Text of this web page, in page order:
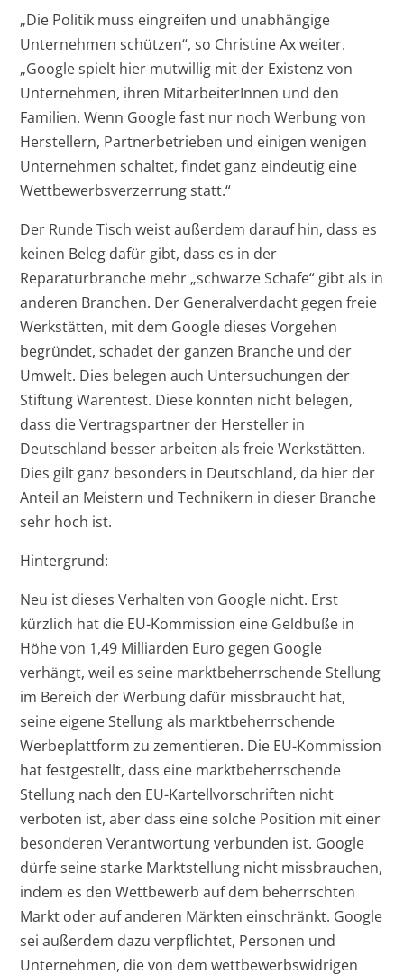
„Die Politik muss eingreifen und unabhängige
Unternehmen schützen“, so Christine Ax weiter.
„Google spielt hier mutwillig mit der Existenz von
Unternehmen, ihren MitarbeiterInnen und den
Familien. Wenn Google fast nur noch Werbung von
Herstellern, Partnerbetrieben und einigen wenigen
Unternehmen schaltet, findet ganz eindeutig eine
Wettbewerbsverzerrung statt.“
Der Runde Tisch weist außerdem darauf hin, dass es
keinen Beleg dafür gibt, dass es in der
Reparaturbranche mehr „schwarze Schafe“ gibt als in
anderen Branchen. Der Generalverdacht gegen freie
Werkstätten, mit dem Google dieses Vorgehen
begründet, schadet der ganzen Branche und der
Umwelt. Dies belegen auch Untersuchungen der
Stiftung Warentest. Diese konnten nicht belegen,
dass die Vertragspartner der Hersteller in
Deutschland besser arbeiten als freie Werkstätten.
Dies gilt ganz besonders in Deutschland, da hier der
Anteil an Meistern und Technikern in dieser Branche
sehr hoch ist.
Hintergrund:
Neu ist dieses Verhalten von Google nicht. Erst
kürzlich hat die EU-Kommission eine Geldbuße in
Höhe von 1,49 Milliarden Euro gegen Google
verhängt, weil es seine marktbeherrschende Stellung
im Bereich der Werbung dafür missbraucht hat,
seine eigene Stellung als marktbeherrschende
Werbeplattform zu zementieren. Die EU-Kommission
hat festgestellt, dass eine marktbeherrschende
Stellung nach den EU-Kartellvorschriften nicht
verboten ist, aber dass eine solche Position mit einer
besonderen Verantwortung verbunden ist. Google
dürfe seine starke Marktstellung nicht missbrauchen,
indem es den Wettbewerb auf dem beherrschten
Markt oder auf anderen Märkten einschränkt. Google
sei außerdem dazu verpflichtet, Personen und
Unternehmen, die von dem wettbewerbswidrigen